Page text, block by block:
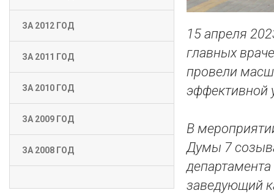
ЗА 2012 ГОД
ЗА 2011 ГОД
ЗА 2010 ГОД
ЗА 2009 ГОД
ЗА 2008 ГОД
15 апреля
главных
провели
эффективной
В
Думы 7
заведующий